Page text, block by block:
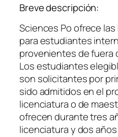
Breve descripción:
Sciences Po ofrece
para estudiantes
provenientes de fuera
Los estudiantes
son solicitantes por
sido admitidos en el
licenciatura o de
ofrecen durante tres
licenciatura y dos